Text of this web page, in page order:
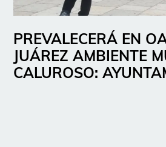
PREVALECERÁ EN
JUÁREZ AMBIENTE
CALUROSO: